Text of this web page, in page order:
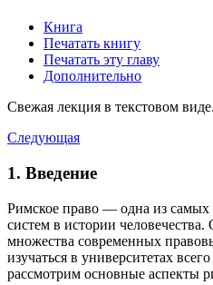
Книга
Печатать книгу
Печатать эту главу
Дополнительно
Свежая лекция в текстовом виде.
Следующая
1. Введение
Римское право — одна из
систем в истории
множества современных
изучаться в университетах
рассмотрим основные аспекты